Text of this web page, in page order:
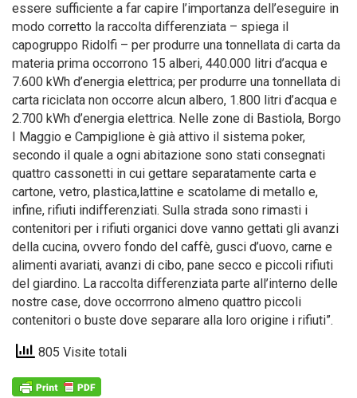
essere sufficiente a far capire l’importanza dell’eseguire in
modo corretto la raccolta differenziata – spiega il
capogruppo Ridolfi – per produrre una tonnellata di carta da
materia prima occorrono 15 alberi, 440.000 litri d’acqua e
7.600 kWh d’energia elettrica; per produrre una tonnellata di
carta riciclata non occorre alcun albero, 1.800 litri d’acqua e
2.700 kWh d’energia elettrica. Nelle zone di Bastiola, Borgo
I Maggio e Campiglione è già attivo il sistema poker,
secondo il quale a ogni abitazione sono stati consegnati
quattro cassonetti in cui gettare separatamente carta e
cartone, vetro, plastica,lattine e scatolame di metallo e,
infine, rifiuti indifferenziati. Sulla strada sono rimasti i
contenitori per i rifiuti organici dove vanno gettati gli avanzi
della cucina, ovvero fondo del caffè, gusci d’uovo, carne e
alimenti avariati, avanzi di cibo, pane secco e piccoli rifiuti
del giardino. La raccolta differenziata parte all’interno delle
nostre case, dove occorrrono almeno quattro piccoli
contenitori o buste dove separare alla loro origine i rifiuti”.
805 Visite totali